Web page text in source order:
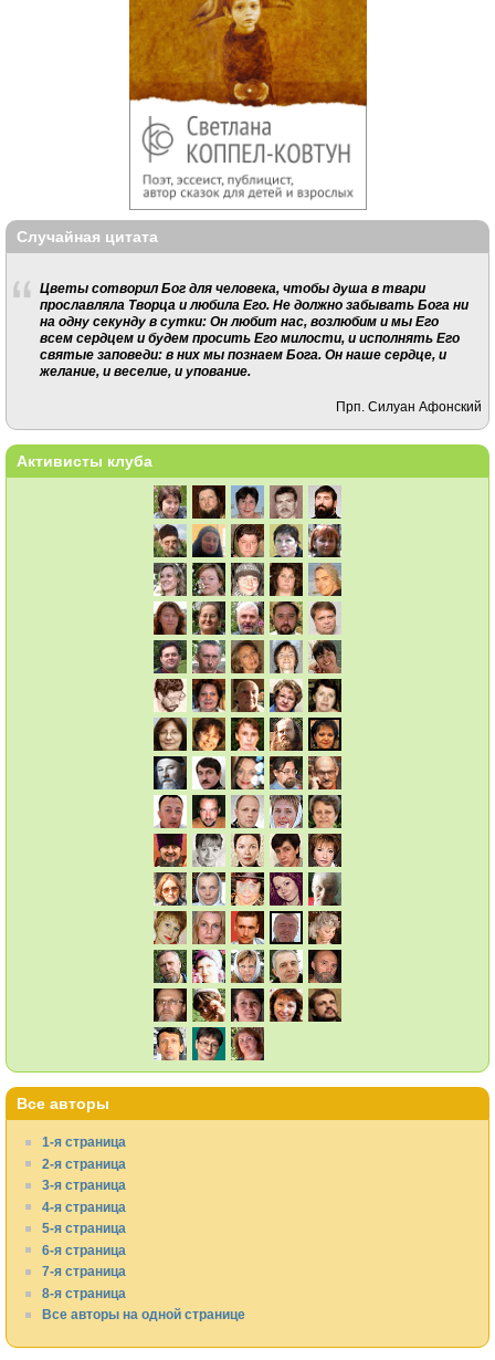
Случайная цитата
Цветы сотворил Бог для человека, чтобы душа в твари
прославляла Творца и любила Его. Не должно забывать Бога ни
на одну секунду в сутки: Он любит нас, возлюбим и мы Его
всем сердцем и будем просить Его милости, и исполнять Его
святые заповеди: в них мы познаем Бога. Он наше сердце, и
желание, и веселие, и упование.
Прп. Силуан Афонский
Активисты клуба
Все авторы
1-я страница
2-я страница
3-я страница
4-я страница
5-я страница
6-я страница
7-я страница
8-я страница
Все авторы на одной странице